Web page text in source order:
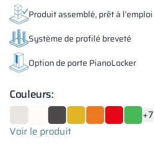
Produit assemblé, prêt à l’emploi
Système de profilé breveté
Option de porte PianoLocker
Couleurs:
+7
Voir le produit